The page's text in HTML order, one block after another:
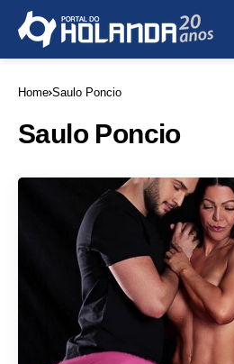
Home Saulo Poncio
Saulo Poncio